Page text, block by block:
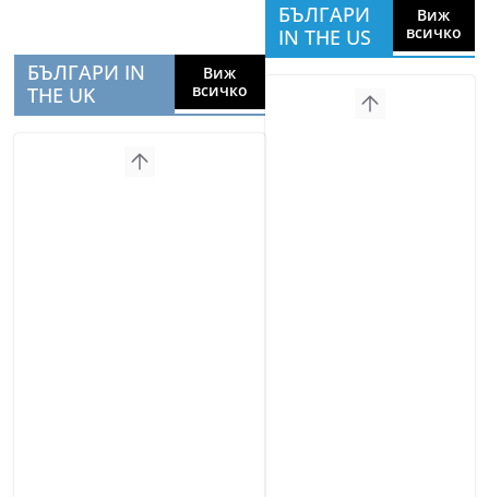
БЪЛГАРИ IN
THE UK
Виж
всичко
БЪЛГАРИ
IN THE US
Виж
всичко